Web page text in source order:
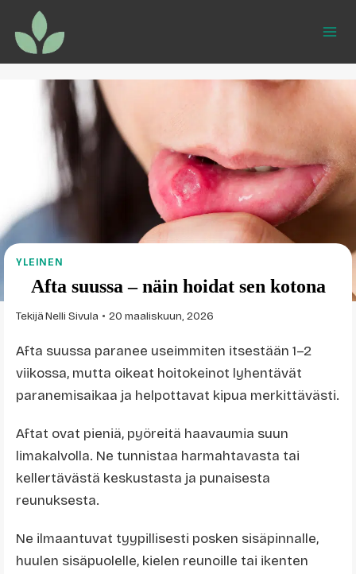
sisältöön
YLEINEN
Afta suussa – näin hoidat sen kotona
TekijäNelli Sivula 20 maaliskuun, 2026
Afta suussa paranee useimmiten itsestään 1–2
viikossa, mutta oikeat hoitokeinot lyhentävät
paranemisaikaa ja helpottavat kipua merkittävästi.
Aftat ovat pieniä, pyöreitä haavaumia suun
limakalvolla. Ne tunnistaa harmahtavasta tai
kellertävästä keskustasta ja punaisesta
reunuksesta.
Ne ilmaantuvat tyypillisesti posken sisäpinnalle,
huulen sisäpuolelle, kielen reunoille tai ikenten